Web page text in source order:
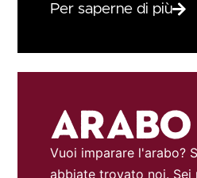
Per saperne di più
Arabo
Vuoi imparare l'arabo?
abbiate trovato noi. Sei